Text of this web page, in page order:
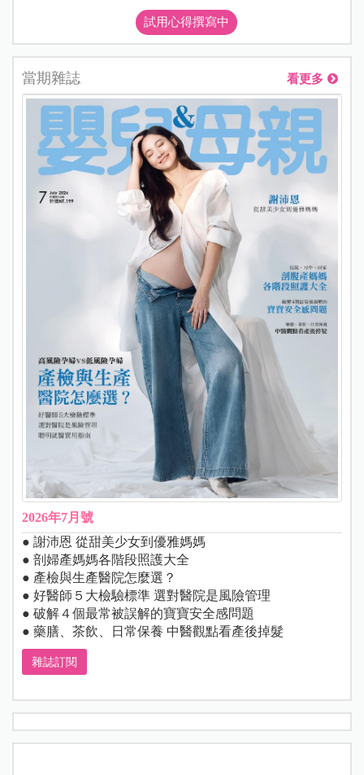
試用心得撰寫中
當期雜誌 看更多
2026年7月號
● 謝沛恩 從甜美少女到優雅媽媽
● 剖婦產媽媽各階段照護大全
● 產檢與生產醫院怎麼選？
● 好醫師５大檢驗標準 選對醫院是風險管理
● 破解４個最常被誤解的寶寶安全感問題
● 藥膳、茶飲、日常保養 中醫觀點看產後掉髮
雜誌訂閱